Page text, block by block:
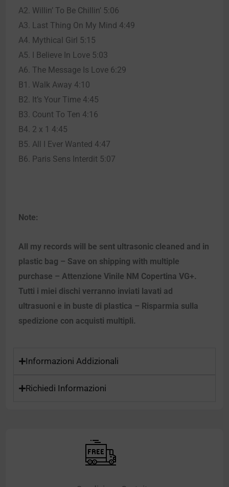
A2. Willin’ To Be Chillin’ 5:06
A3. Last Thing On My Mind 4:49
A4. Mythical Girl 5:15
A5. I Believe In Love 5:03
A6. The Message Is Love 6:29
B1. Walk Away 4:10
B2. It’s Your Time 4:45
B3. Count To Ten 4:16
B4. 2 x 1 4:45
B5. All I Ever Wanted 4:47
B6. Paris Sens Interdit 5:07
Note:
All my records will be sent ultrasonic cleaned and in
plastic bag – Save on shipping with multiple
purchase – Attenzione Vinile NM Copertina VG+.
Tutti i miei dischi verranno inviati lavati ad
ultrasuoni e in buste di plastica – Risparmia sulla
spedizione con acquisti multipli.
Informazioni Addizionali
Richiedi Informazioni